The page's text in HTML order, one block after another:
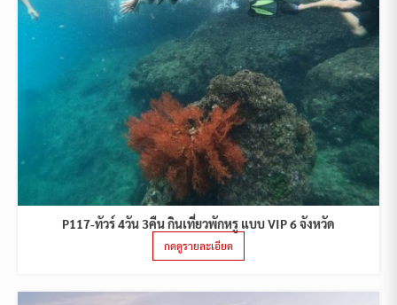
P117-ทัวร์ 4วัน 3คืน กินเที่ยวพักหรู แบบ VIP 6 จังหวัด
กดดูรายละเอียด